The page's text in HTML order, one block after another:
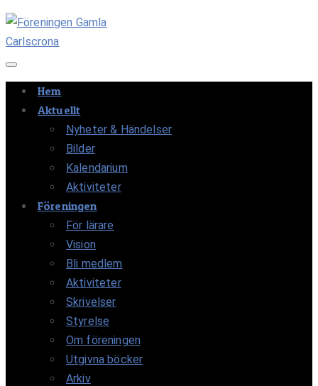
Navigation av/på
Hem
Aktuellt
Nyheter & Händelser
Bilder
Kalendarium
Aktiviteter
Föreningen
För lärare
Vision
Bli medlem
Aktiviteter
Skrivelser
Styrelse
Om föreningen
Utgivna böcker
Arkiv